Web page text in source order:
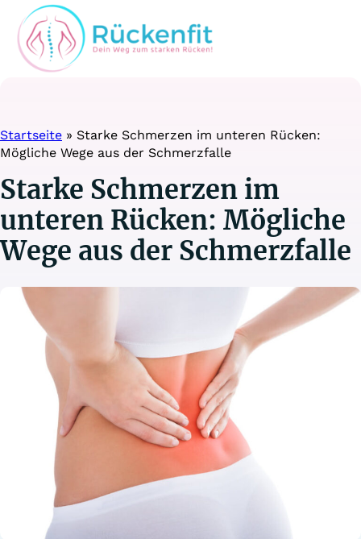
Startseite » Starke Schmerzen im unteren Rücken:
Mögliche Wege aus der Schmerzfalle
Starke Schmerzen im
unteren Rücken: Mögliche
Wege aus der Schmerzfalle